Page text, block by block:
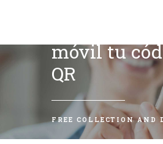
móvil tu
QR
FREE COLLECTION AND